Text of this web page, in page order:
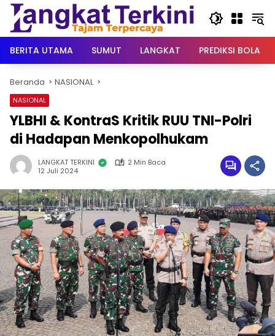
Langsung
konten
BERITA UTAMA
SUMUT LANGKAT PREDIKSI BOLA
Beranda NASIONAL
NASIONAL
YLBHI & KontraS Kritik RUU TNI-Polri
di Hadapan Menkopolhukam
LANGKAT TERKINI
2 Min Baca
12 Juli 2024